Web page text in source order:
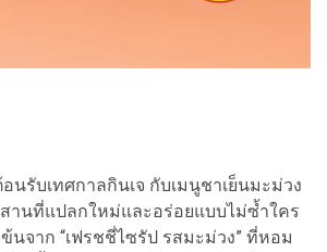
นรับเทศกาลกินเจ กับเมนูชาเย็นมะม่วง
านที่แปลกใหม่และอร่อยแบบไม่ซ้ำใคร
นจาก “เฟรชชี่ไซรัป รสมะม่วง” ที่หอม